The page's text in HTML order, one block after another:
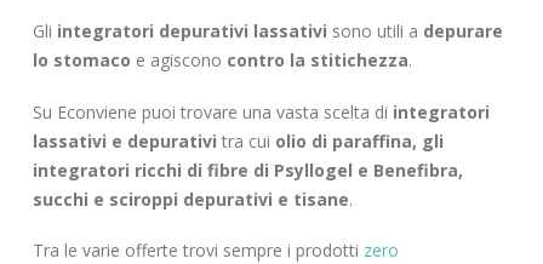
Gli integratori depurativi lassativi sono utili a depurare
lo stomaco e agiscono contro la stitichezza.
Su Econviene puoi trovare una vasta scelta di integratori
lassativi e depurativi tra cui olio di paraffina, gli
integratori ricchi di fibre di Psyllogel e Benefibra,
succhi e sciroppi depurativi e tisane.
Tra le varie offerte trovi sempre i prodotti zero